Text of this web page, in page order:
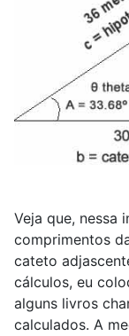
Veja que, nessa
comprimentos
cateto
cálculos, eu
alguns livros
calculados. A